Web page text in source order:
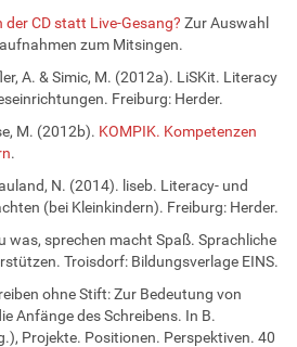
der CD statt Live-Gesang? Zur Auswahl
zum Mitsingen.
A. & Simic, M. (2012a). LiSKit. Literacy
Freiburg: Herder.
M. (2012b). KOMPIK. Kompetenzen
.
N. (2014). liseb. Literacy- und
(bei Kleinkindern). Freiburg: Herder.
was, sprechen macht Spaß. Sprachliche
Troisdorf: Bildungsverlage EINS.
ohne Stift: Zur Bedeutung von
Anfänge des Schreibens. In B.
Projekte. Positionen. Perspektiven. 40